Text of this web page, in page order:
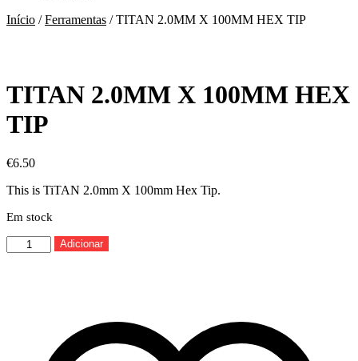
Início /Ferramentas / TITAN 2.0MM X 100MM HEX TIP
TITAN 2.0MM X 100MM HEX
TIP
€6.50
This is TiTAN 2.0mm X 100mm Hex Tip.
Em stock
Quantidade
de
Adicionar